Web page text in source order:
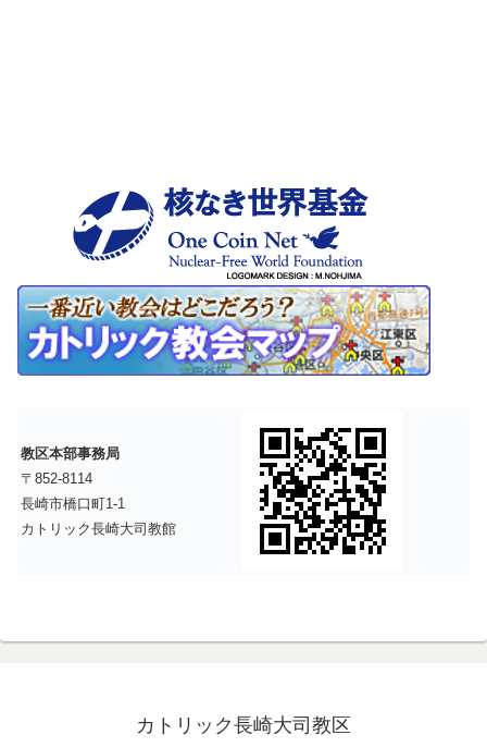
教区本部事務局
〒852-8114
長崎市橋口町1-1
カトリック長崎大司教館
カトリック長崎大司教区